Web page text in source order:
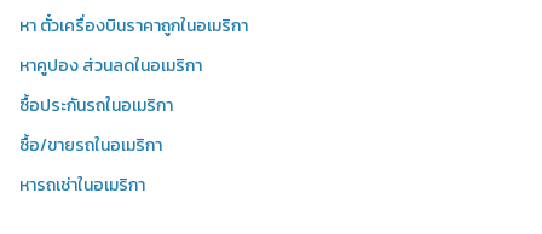
หา ตั๋วเครื่องบินราคาถูกในอเมริกา
หาคูปอง ส่วนลดในอเมริกา
ซื้อประกันรถในอเมริกา
ซื้อ/ขายรถในอเมริกา
หารถเช่าในอเมริกา